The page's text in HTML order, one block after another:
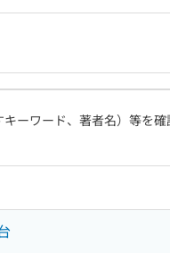
ーワード、著者名）等を確